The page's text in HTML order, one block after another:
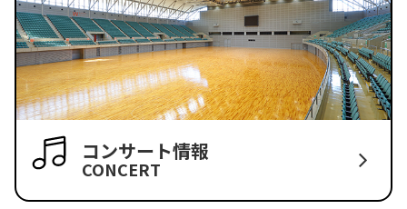
コンサート情報
CONCERT